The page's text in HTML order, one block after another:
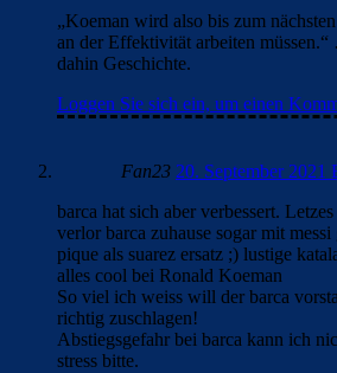
„Koeman wird also bis zum
an der Effektivität arbeiten
dahin Geschichte.
Loggen Sie sich ein, um einen
Fan23 20. September 2021
barca hat sich aber verbessert.
verlor barca zuhause sogar mit
pique als suarez ersatz ;) lustige
alles cool bei Ronald Koeman
So viel ich weiss will der barca
richtig zuschlagen!
Abstiegsgefahr bei barca kann ich
stress bitte.